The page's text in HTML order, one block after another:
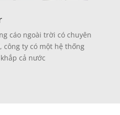
cáo ngoài trời có chuyên
công ty có một hệ thống
cả nước